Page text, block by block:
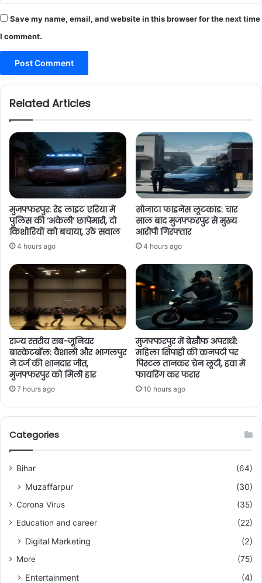
Save my name, email, and website in this browser for the next time
I comment.
Related Articles
मुजफ्फरपुर: रेड लाइट एरिया में
पुलिस की ‘अकेली’ छापेमारी, दो
किशोरियों को बचाया, उठे सवाल
4 hours ago
सोनाटा फाइनेंस लूटकांड: चार
साल बाद मुजफ्फरपुर से मुख्य
आरोपी गिरफ्तार
4 hours ago
राज्य स्तरीय सब-जूनियर
बास्केटबॉल: वैशाली और भागलपुर
ने दर्ज की शानदार जीत,
मुजफ्फरपुर को मिली हार
7 hours ago
मुजफ्फरपुर में बेखौफ अपराधी:
महिला सिपाही की कनपटी पर
पिस्टल तानकर चेन लूटी, हवा में
फायरिंग कर फरार
10 hours ago
Categories
Bihar (64)
Muzaffarpur (30)
Corona Virus
(35)
Education and career
(22)
Digital Marketing (2)
More (75)
Entertainment
(4)